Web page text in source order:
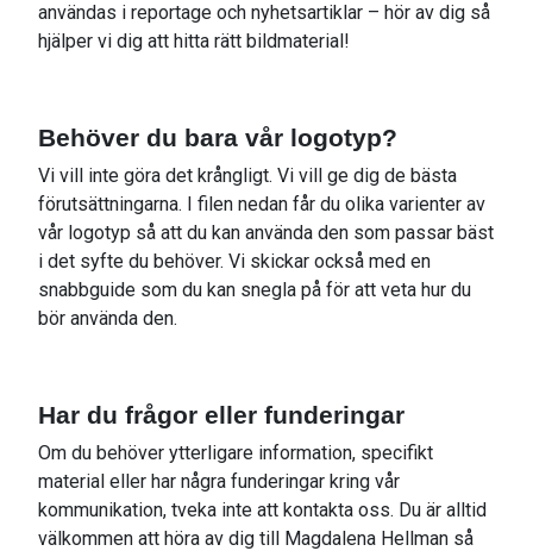
användas i reportage och nyhetsartiklar – hör av dig så
hjälper vi dig att hitta rätt bildmaterial!
Behöver du bara vår logotyp?
Vi vill inte göra det krångligt. Vi vill ge dig de bästa
förutsättningarna. I filen nedan får du olika varienter av
vår logotyp så att du kan använda den som passar bäst
i det syfte du behöver. Vi skickar också med en
snabbguide som du kan snegla på för att veta hur du
bör använda den.
Har du frågor eller funderingar
Om du behöver ytterligare information, specifikt
material eller har några funderingar kring vår
kommunikation, tveka inte att kontakta oss. Du är alltid
välkommen att höra av dig till Magdalena Hellman så